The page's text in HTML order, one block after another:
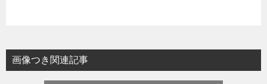
画像つき関連記事